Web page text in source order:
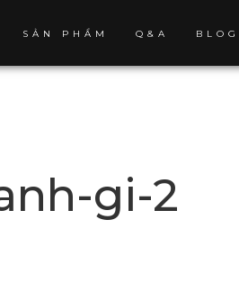
SẢN PHẨM Q&A BLOG
gi-2